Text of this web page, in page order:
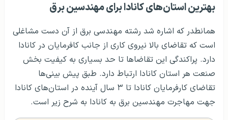
بهترین استان‌های کانادا برای مهندسین برق
همانطدر که اشاره شد رشته مهندسی برق از آن دست مشاغلی
است که تقاضای بالا نیروی کاری از جانب کافرمایان در کانادا
دارد. پراکندگی این تقاضاها تا حد بسیاری به کیفیت بخش
صنعت هر استان کانادا ارتباط دارد. طبق پیش بینی‌ها
تقاضای کارفرمایان کانادا تا ۳ سال آینده در استان‌های کانادا
جهت مهاجرت مهندسین برق به کانادا به شرح زیر است.